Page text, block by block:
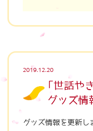
2019.12.20
「世話や
グッズ情
グッズ情報を更新し